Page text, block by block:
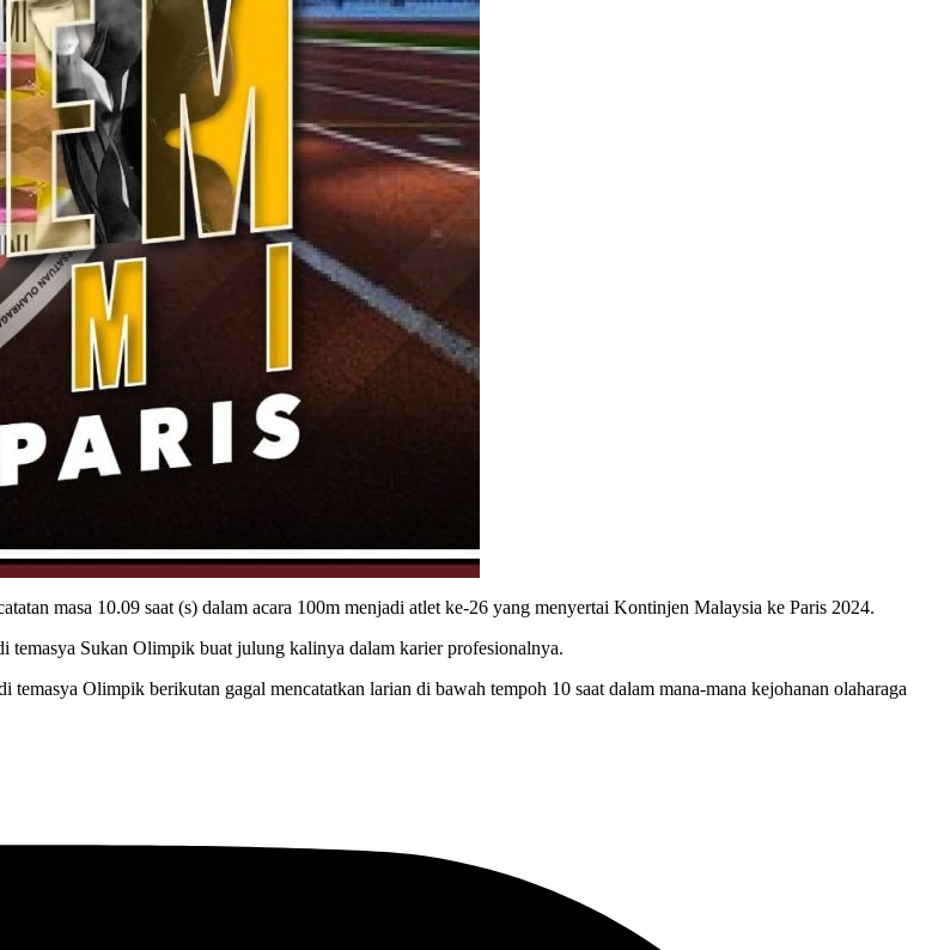
masa 10.09 saat (s) dalam acara 100m menjadi atlet ke-26 yang menyertai Kontinjen Malaysia ke Paris 2024.
temasya Sukan Olimpik buat julung kalinya dalam karier profesionalnya.
Olimpik berikutan gagal mencatatkan larian di bawah tempoh 10 saat dalam mana-mana kejohanan olaharaga